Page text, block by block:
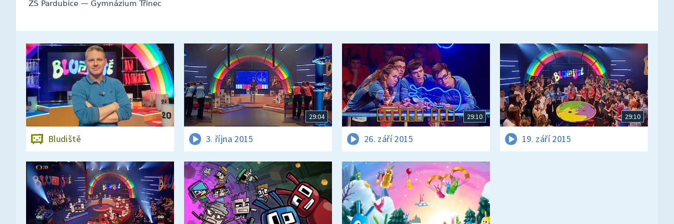
ZŠ Pardubice — Gymnázium Třinec
Bludiště
29:04
3. října 2015
29:10
26. září 2015
29:10
19. září 2015